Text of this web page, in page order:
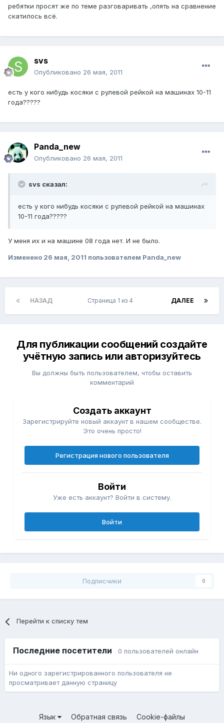
ребятки просят же по теме разговаривать ,опять на сравнение
скатилось всё.
svs
Опубликовано 26 мая, 2011
есть у кого нибудь косяки с рулевой рейкой на машинах 10-11
года?????
Panda_new
Опубликовано 26 мая, 2011
svs сказал:
есть у кого нибудь косяки с рулевой рейкой на машинах
10-11 года?????
У меня их и на машине 08 года нет. И не было.
Изменено 26 мая, 2011 пользователем Panda_new
НАЗАД ДАЛЕЕ
Страница 1 из 4
Для публикации сообщений создайте
учётную запись или авторизуйтесь
Вы должны быть пользователем, чтобы оставить
комментарий
Создать аккаунт
Зарегистрируйте новый аккаунт в нашем сообществе.
Это очень просто!
Регистрация нового пользователя
Войти
Уже есть аккаунт? Войти в систему.
Войти
Подписчики 0
Перейти к списку тем
Последние посетители 0 пользователей онлайн
Ни одного зарегистрированного пользователя не
просматривает данную страницу
Язык Обратная связь Cookie-файлы